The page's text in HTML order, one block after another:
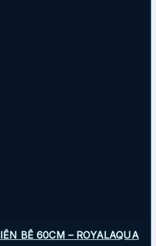
BỂ 60CM – ROYALAQUA